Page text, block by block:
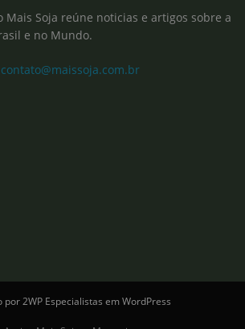
Mais Soja reúne noticias e artigos sobre a
e no Mundo.
contato@maissoja.com.br
2WP Especialistas em WordPress